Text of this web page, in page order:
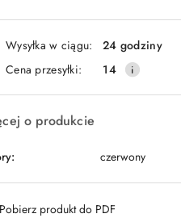
Wysyłka w ciągu:
24 godziny
Cena przesyłki:
14
o produkcie
czerwony
Pobierz produkt do PDF